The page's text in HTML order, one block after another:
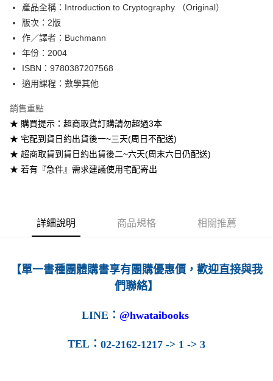
ATM付款
運送方式
每筆NT$60
7-11取貨付款
每筆NT$60
宅配-台灣本島
每筆NT$100
每筆NT$160
產品全稱：Introduction to Cryptography （Original）
版次：2版
作／譯者：Buchmann
年份：2004
ISBN：9780387207568
適用課程：數學其他
銷售重點
★ 購買提示：超商取貨訂購請勿超過3本
★ 宅配到貨日約出貨後一~三天(周日不配送)
★ 超商取貨到貨日約出貨後二~六天(周末六日仍配送)
★ 若有『急件』需求建議使用宅配寄出
詳細說明 商品規格 相關推薦
【單一書種團體購書享有團購優惠價，歡迎直接與我
們聯絡】
LINE ： @hwataibooks
TEL ： 02-2162-1217 -> 1 -> 3